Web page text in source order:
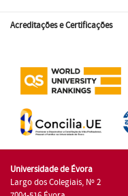
Acreditações e Certificações
Universidade de Évora
Largo dos Colegiais, Nº 2